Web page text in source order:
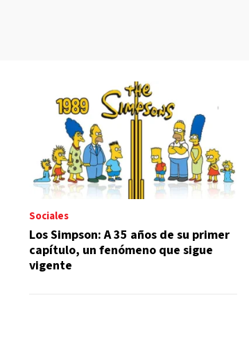
Sociales
Los Simpson: A 35 años de su primer
capítulo, un fenómeno que sigue
vigente